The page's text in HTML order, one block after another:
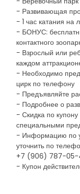
- Развивающая
- 1 час катания на
- БОНУС:
контактного
- Взрослый или
каждом
- Необходимо
цирк по телефону
- Предъявляйте
- Подробнее о
- Скидка по
специальными
- Информацию по
уточнить по
+7 (906) 787-05-
- Купон